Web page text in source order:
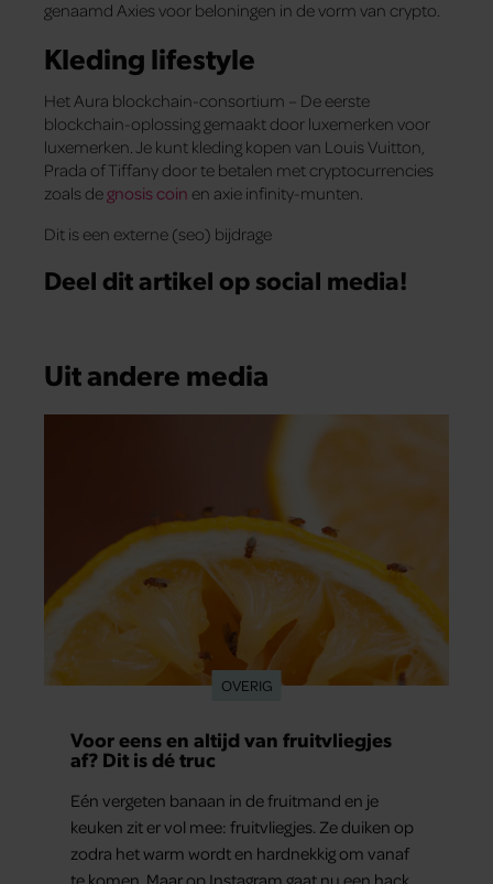
genaamd Axies voor beloningen in de vorm van crypto.
Kleding lifestyle
Het Aura blockchain-consortium – De eerste
blockchain-oplossing gemaakt door luxemerken voor
luxemerken. Je kunt kleding kopen van Louis Vuitton,
Prada of Tiffany door te betalen met cryptocurrencies
zoals degnosis coin en axie infinity-munten.
Dit is een externe (seo) bijdrage
Deel dit artikel op social media!
Uit andere media
OVERIG
Voor eens en altijd van fruitvliegjes
af? Dit is dé truc
Eén vergeten banaan in de fruitmand en je
keuken zit er vol mee: fruitvliegjes. Ze duiken op
zodra het warm wordt en hardnekkig om vanaf
te komen. Maar op Instagram gaat nu een hack